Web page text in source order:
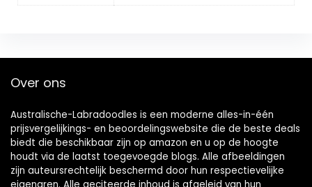
Over ons
Australische-Labradoodles is een moderne alles-in-één
prijsvergelijkings- en beoordelingswebsite die de beste deals
biedt die beschikbaar zijn op amazon en u op de hoogte
houdt via de laatst toegevoegde blogs. Alle afbeeldingen
zijn auteursrechtelijk beschermd door hun respectievelijke